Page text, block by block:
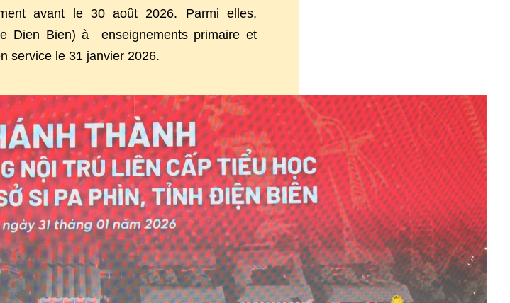
avant le 30 août 2026. Parmi elles,
Dien Bien) à enseignements primaire et
service le 31 janvier 2026.